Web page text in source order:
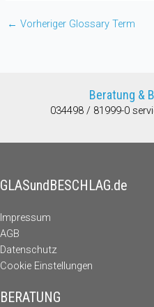
← Vorheriger Glossary Term
Beratung &
034498 / 81999-0
GLASundBESCHLAG.de
Impressum
AGB
Datenschutz
Cookie Einstellungen
BERATUNG